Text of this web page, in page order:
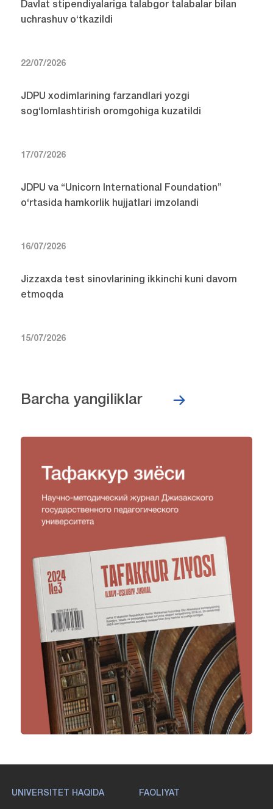
Davlat stipendiyalariga talabgor talabalar bilan
uchrashuv o‘tkazildi
22/07/2026
JDPU xodimlarining farzandlari yozgi
sog‘lomlashtirish oromgohiga kuzatildi
17/07/2026
JDPU va “Unicorn International Foundation”
o‘rtasida hamkorlik hujjatlari imzolandi
16/07/2026
Jizzaxda test sinovlarining ikkinchi kuni davom
etmoqda
15/07/2026
Barcha yangiliklar
UNIVERSITET HAQIDA FAOLIYAT